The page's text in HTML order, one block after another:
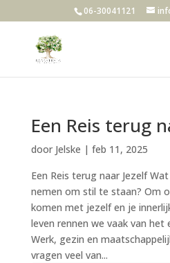
06-30041121
Een Reis terug
door Jelske | feb 11, 2025
Een Reis terug naar Jezelf
nemen om stil te staan? Om
komen met jezelf en je
leven rennen we vaak van het
Werk, gezin en
vragen veel van...